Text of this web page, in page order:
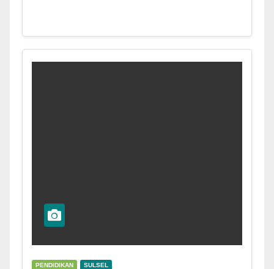
PENDIDIKAN SULSEL